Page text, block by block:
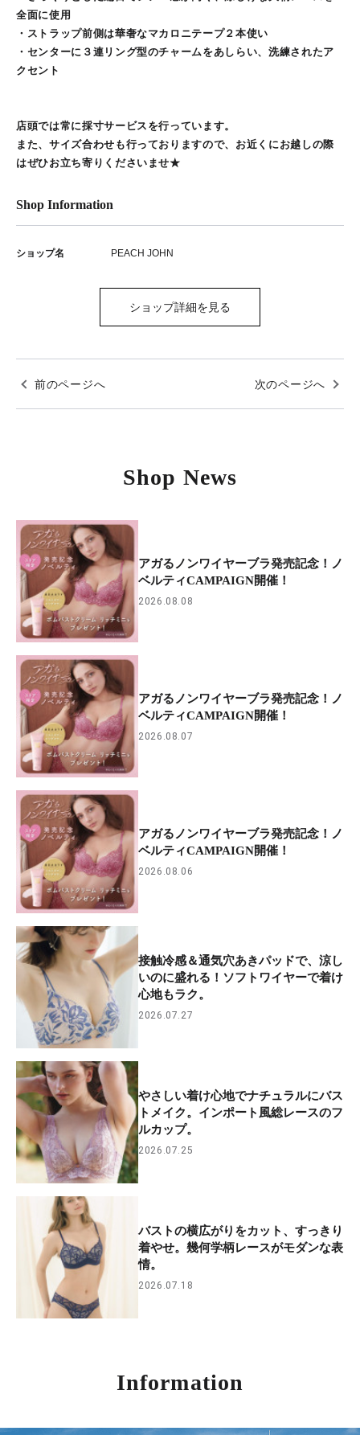
全面に使用
・ストラップ前側は華奢なマカロニテープ２本使い
・センターに３連リング型のチャームをあしらい、洗練されたア
クセント
店頭では常に採寸サービスを行っています。
また、サイズ合わせも行っておりますので、お近くにお越しの際
はぜひお立ち寄りくださいませ★
Shop Information
ショップ名 PEACH JOHN
ショップ詳細を見る
前のページへ 次のページへ
Shop News
アガるノンワイヤーブラ発売記念！ノ
ベルティCAMPAIGN開催！
2026.08.08
アガるノンワイヤーブラ発売記念！ノ
ベルティCAMPAIGN開催！
2026.08.07
アガるノンワイヤーブラ発売記念！ノ
ベルティCAMPAIGN開催！
2026.08.06
接触冷感＆通気穴あきパッドで、涼し
いのに盛れる！ソフトワイヤーで着け
心地もラク。
2026.07.27
やさしい着け心地でナチュラルにバス
トメイク。インポート風総レースのフ
ルカップ。
2026.07.25
バストの横広がりをカット、すっきり
着やせ。幾何学柄レースがモダンな表
情。
2026.07.18
Information